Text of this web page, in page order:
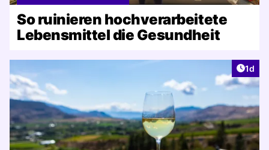
So ruinieren hochverarbeitete
Lebensmittel die Gesundheit
1d